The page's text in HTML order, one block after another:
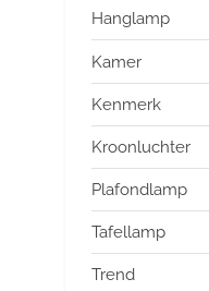
Hanglamp
Kamer
Kenmerk
Kroonluchter
Plafondlamp
Tafellamp
Trend